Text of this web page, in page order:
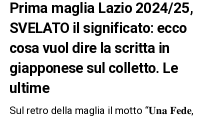
Prima maglia Lazio 2024/25,
SVELATO il significato: ecco
cosa vuol dire la scritta in
giapponese sul colletto. Le
ultime
Sul retro della maglia il motto “𝐔𝐧𝐚 𝐅𝐞𝐝𝐞,